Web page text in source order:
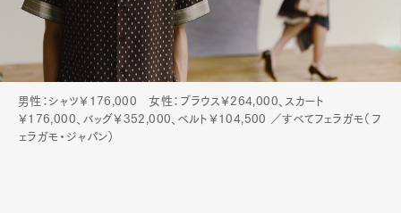
男性：シャツ￥176,000 女性：ブラウス￥264,000、スカート
￥176,000、バッグ￥352,000、ベルト￥104,500 ／すべてフェラガモ（フ
ェラガモ・ジャパン）